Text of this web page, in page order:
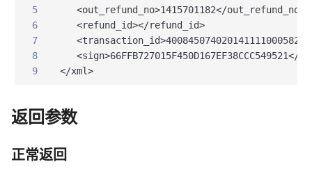
5
<out_refund_no>1415701182</out_refund_no>
6
<refund_id></refund_id>
7
8
<sign>66FFB727015F450D167EF38CCC549521</
9
</xml>
返回参数
正常返回